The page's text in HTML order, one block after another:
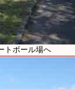
トボール場へ